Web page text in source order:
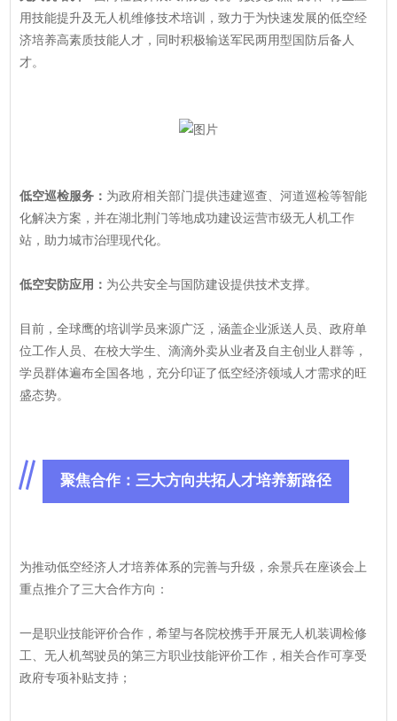
用技能提升及无人机维修技术培训，致力于为快速发展的低空经
济培养高素质技能人才，同时积极输送军民两用型国防后备人
才。
低空巡检服务： 为政府相关部门提供违建巡查、河道巡检等智能
化解决方案，并在湖北荆门等地成功建设运营市级无人机工作
站，助力城市治理现代化。
低空安防应用： 为公共安全与国防建设提供技术支撑。
目前，全球鹰的培训学员来源广泛，涵盖企业派送人员、政府单
位工作人员、在校大学生、滴滴外卖从业者及自主创业人群等，
学员群体遍布全国各地，充分印证了低空经济领域人才需求的旺
盛态势。
聚焦合作：三大方向共拓人才培养新路径
为推动低空经济人才培养体系的完善与升级，余景兵在座谈会上
重点推介了三大合作方向：
一是职业技能评价合作，希望与各院校携手开展无人机装调检修
工、无人机驾驶员的第三方职业技能评价工作，相关合作可享受
政府专项补贴支持；